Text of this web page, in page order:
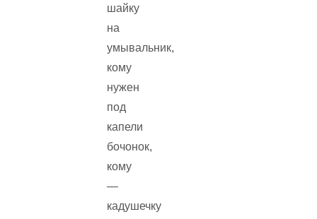
шайку
на
умывальник,
кому
нужен
под
капели
бочонок,
кому
—
кадушечку